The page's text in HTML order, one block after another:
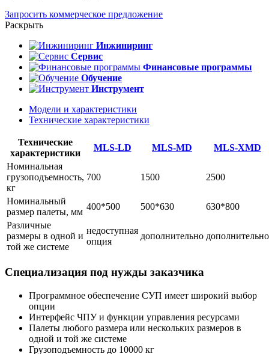
Запросить коммерческое предложение
Раскрыть
Инжиниринг
Сервис
Финансовые программы
Обучение
Инструмент
Модели и характеристики
Технические характеристики
Технические
характеристики
MLS-LD MLS-MD
MLS-XMD
Номинальная
грузоподъемность,
кг
700 1500 2500
Номинальный
размер палеты, мм
400*500 500*630
630*800
Различные
размеры в одной и
той же системе
недоступная
опция
дополнительно дополнительно
Специализация под нужды заказчика
Программное обеспечение СУП имеет широкий выбор
опции
Интерфейс ЧПУ и функции управления ресурсами
Палеты любого размера или нескольких размеров в
одной и той же системе
Грузоподъемность до 10000 кг